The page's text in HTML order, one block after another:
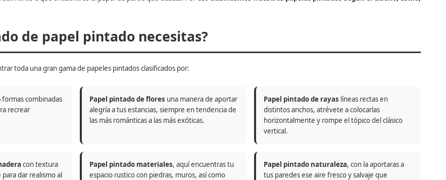
de papel pintado necesitas?
toda una gran gama de papeles pintados clasificados por:
formas combinadas
recrear
Papel pintado de flores una manera de aportar
alegría a tus estancias, siempre en tendencia de
las más románticas a las más exóticas.
Papel pintado de rayas líneas rectas en
distintos anchos, atrévete a colocarlas
horizontalmente y rompe el tópico del clásico
vertical.
con textura
dar realismo al
Papel pintado materiales, aquí encuentras tu
espacio rustico con piedras, muros, así como
Papel pintado naturaleza, con la aportaras a
tus paredes ese aire fresco y salvaje que